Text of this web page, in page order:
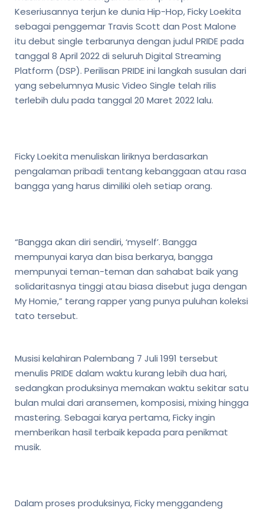
Keseriusannya terjun ke dunia Hip-Hop, Ficky Loekita
sebagai penggemar Travis Scott dan Post Malone
itu debut single terbarunya dengan judul PRIDE pada
tanggal 8 April 2022 di seluruh Digital Streaming
Platform (DSP). Perilisan PRIDE ini langkah susulan dari
yang sebelumnya Music Video Single telah rilis
terlebih dulu pada tanggal 20 Maret 2022 lalu.
Ficky Loekita menuliskan liriknya berdasarkan
pengalaman pribadi tentang kebanggaan atau rasa
bangga yang harus dimiliki oleh setiap orang.
“Bangga akan diri sendiri, ‘myself’. Bangga
mempunyai karya dan bisa berkarya, bangga
mempunyai teman-teman dan sahabat baik yang
solidaritasnya tinggi atau biasa disebut juga dengan
My Homie,” terang rapper yang punya puluhan koleksi
tato tersebut.
Musisi kelahiran Palembang 7 Juli 1991 tersebut
menulis PRIDE dalam waktu kurang lebih dua hari,
sedangkan produksinya memakan waktu sekitar satu
bulan mulai dari aransemen, komposisi, mixing hingga
mastering. Sebagai karya pertama, Ficky ingin
memberikan hasil terbaik kepada para penikmat
musik.
Dalam proses produksinya, Ficky menggandeng